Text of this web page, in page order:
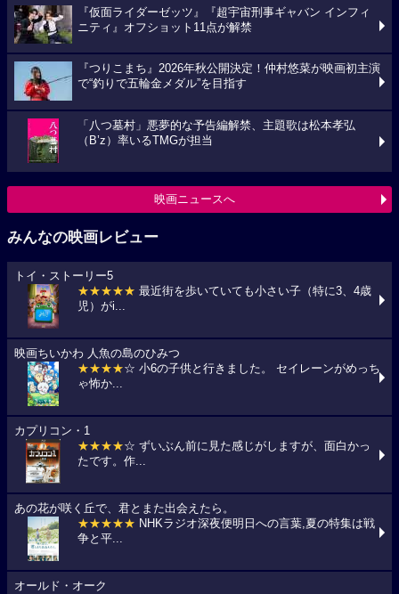
『仮面ライダーゼッツ』『超宇宙刑事ギャバン インフィ
ニティ』オフショット11点が解禁
『つりこまち』2026年秋公開決定！仲村悠菜が映画初主演
で“釣りで五輪金メダル”を目指す
「八つ墓村」悪夢的な予告編解禁、主題歌は松本孝弘
（B’z）率いるTMGが担当
映画ニュースへ
みんなの映画レビュー
トイ・ストーリー5
★★★★★ 最近街を歩いていても小さい子（特に3、4歳
児）がi...
映画ちいかわ 人魚の島のひみつ
★★★★☆ 小6の子供と行きました。 セイレーンがめっち
ゃ怖か...
カプリコン・1
★★★★☆ ずいぶん前に見た感じがしますが、面白かっ
たです。作...
あの花が咲く丘で、君とまた出会えたら。
★★★★★ NHKラジオ深夜便明日への言葉,夏の特集は戦
争と平...
オールド・オーク